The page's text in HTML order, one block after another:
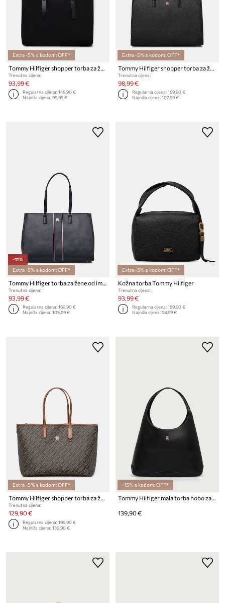
Extra -5% s kodom: OFF*
Trenutna cijena:
93,99 €
Regularna cijena:149,90 €
Najniža cijena:99,99 €
Extra -5% s kodom: OFF*
Trenutna cijena:
98,99 €
Regularna cijena:169,90 €
Najniža cijena:107,99 €
-11%
Extra -5% s kodom: OFF*
Tommy Hilfiger torba za žene od imitacije kože
Trenutna cijena:
93,99 €
Regularna cijena:169,90 €
Najniža cijena:105,99 €
Extra -5% s kodom: OFF*
Kožna torba Tommy Hilfiger
Trenutna cijena:
93,99 €
Regularna cijena:169,90 €
Najniža cijena:98,99 €
Extra -5% s kodom: OFF*
Tommy Hilfiger shopper torba za žene
Trenutna cijena:
129,90 €
Regularna cijena:199,90 €
Najniža cijena:139,90 €
-15% s kodom: OFF*
Tommy Hilfiger mala torba hobo za žene od imitacije kože
139,90 €